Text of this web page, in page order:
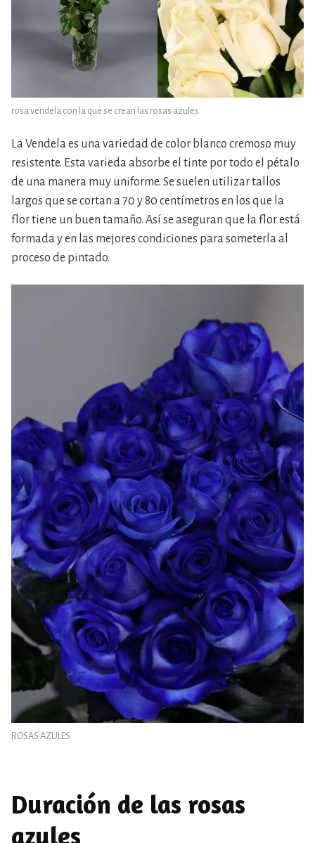
rosa vendela con la que se crean las rosas azules
La Vendela es una variedad de color blanco cremoso muy
resistente. Esta varieda absorbe el tinte por todo el pétalo
de una manera muy uniforme. Se suelen utilizar tallos
largos que se cortan a 70 y 80 centímetros en los que la
flor tiene un buen tamaño. Así se aseguran que la flor está
formada y en las mejores condiciones para someterla al
proceso de pintado.
ROSAS AZULES
Duración de las rosas
azules